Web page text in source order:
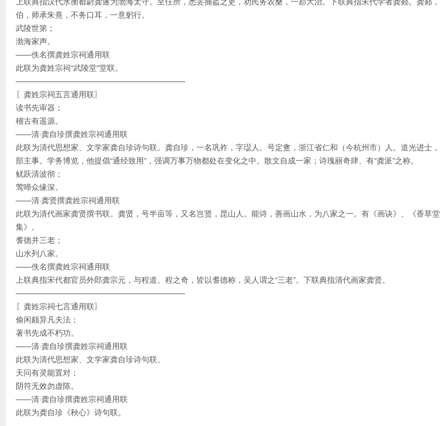
伯，师承朱熹，不务口耳，一意躬行。
武陵世第；
渤海家声。
——佚名撰龚姓宗祠通用联
此联为龚姓宗祠“武陵堂”堂联。
—————————————————————–
〖龚姓宗祠五言通用联〗
读书先审器；
稽古有遥源。
——清·龚自珍撰龚姓宗祠通用联
此联为清代思想家、文学家龚自珍诗句联。龚自珍，一名巩祚，字璱人。号定盦，浙江省仁和（今杭州市）人。道光进士
部主事。学务博览，他提倡“通经致用”，强调万事万物都处在变化之中。散文自成一家；诗瑰丽奇肆、有“龚派”之称。
鱿跃清波彻；
莺啼众缘深。
——清·龚贤撰龚姓宗祠通用联
此联为清代画家龚贤撰书联。龚贤，号半亩等，又名岂贤，昆山人。能诗，善画山水，为八家之一。有《画诀》、《香草堂
集》。
耆德并三老；
山水列八家。
——佚名撰龚姓宗祠通用联
上联典指宋代都官员外郎龚宗元，与程道、程之奇，皆以耆德称，吴人谓之“三老”。下联典指清代画家龚贤。
—————————————————————–
〖龚姓宗祠七言通用联〗
偷闲颇异凡夫法；
著书先成不朽功。
——清·龚自珍撰龚姓宗祠通用联
此联为清代思想家、文学家龚自珍诗句联。
天问有灵能置对；
阴符无效勿虚陈。
——清·龚自珍撰龚姓宗祠通用联
此联为龚自珍《秋心》诗句联。